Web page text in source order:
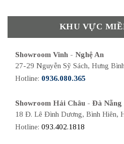
KHU VỰC
Showroom Vinh - Nghệ An
27-29 Nguyễn Sỹ Sách, Hưng
Hotline: 0936.080.365
Showroom Hải Châu - Đà Nẵng
18 Đ. Lê Đình Dương, Bình Hiên,
Hotline: 093.402.1818